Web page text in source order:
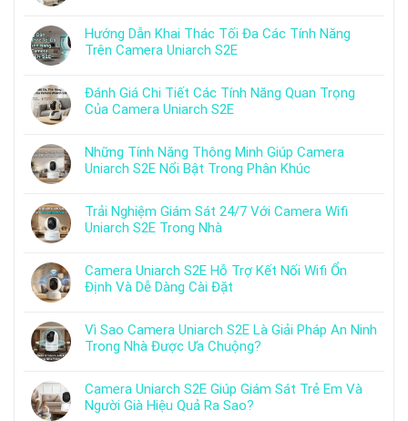
Hướng Dẫn Khai Thác Tối Đa Các Tính Năng
Trên Camera Uniarch S2E
Đánh Giá Chi Tiết Các Tính Năng Quan Trọng
Của Camera Uniarch S2E
Những Tính Năng Thông Minh Giúp Camera
Uniarch S2E Nổi Bật Trong Phân Khúc
Trải Nghiệm Giám Sát 24/7 Với Camera Wifi
Uniarch S2E Trong Nhà
Camera Uniarch S2E Hỗ Trợ Kết Nối Wifi Ổn
Định Và Dễ Dàng Cài Đặt
Vì Sao Camera Uniarch S2E Là Giải Pháp An Ninh
Trong Nhà Được Ưa Chuộng?
Camera Uniarch S2E Giúp Giám Sát Trẻ Em Và
Người Già Hiệu Quả Ra Sao?